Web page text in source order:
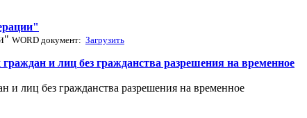
WORD документ: Загрузить
и лиц без гражданства разрешения на временное
лиц без гражданства разрешения на временное